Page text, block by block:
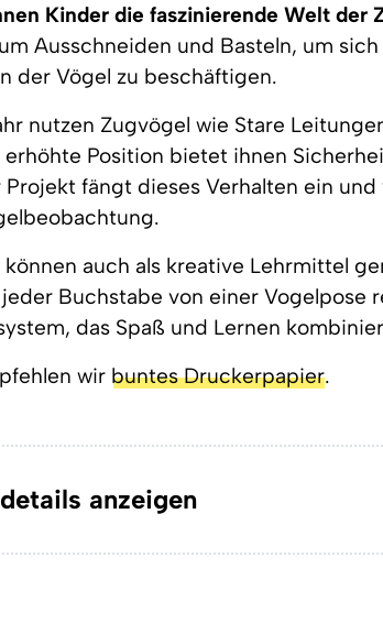
Kinder die faszinierende Welt der
Ausschneiden und Basteln, um
der Vögel zu beschäftigen.
nutzen Zugvögel wie Stare
erhöhte Position bietet ihnen
fängt dieses Verhalten ein
auch als kreative Lehrmittel
Buchstabe von einer Vogelpose
das Spaß und Lernen
wir buntes Druckerpapier.
anzeigen